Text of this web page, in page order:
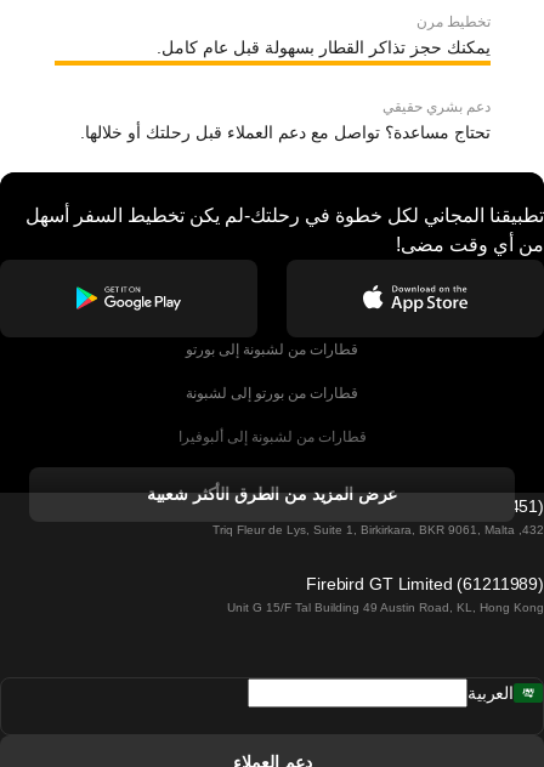
تخطيط مرن
يمكنك حجز تذاكر القطار بسهولة قبل عام كامل.
دعم بشري حقيقي
تحتاج مساعدة؟ تواصل مع دعم العملاء قبل رحلتك أو خلالها.
تطبيقنا المجاني لكل خطوة في رحلتك-لم يكن تخطيط السفر أسهل
من أي وقت مضى!
قطارات من لشبونة إلى بورتو
قطارات من بورتو إلى لشبونة
قطارات من لشبونة إلى ألبوفيرا
قطارات من ألبوفيرا إلى لشبونة
قطارات من لشبونة إلى لاغوس
قطارات من لشبونة إلى مدريد
عرض المزيد من الطرق الأكثر شعبية
Firebird GT Limited (OC 1451)
432, Triq Fleur de Lys, Suite 1, Birkirkara, BKR 9061, Malta
Firebird GT Limited (61211989)
Unit G 15/F Tal Building 49 Austin Road, KL, Hong Kong
العربية
دعم العملاء